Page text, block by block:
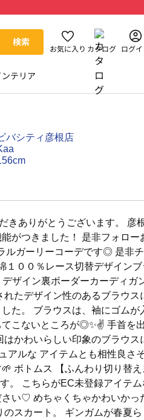
検索
お気に入り カタログ ログ
ンテリア
バシティ彦根店
きありがとうございます。 彦
がつきました！ 是非フォロー
ルガーリーコーデです◎ 是非
００％レース切替デザインブ
ザイン裏ボーダーカーディガ
れたデザイン性のあるブラウス
た。 ブラウスは、袖にゴムが
てこないところが◎✨✌️ 手首を
かわいらしい印象のブラウス
アルな アイテムとも相性良さ
ボトムス 【ふんわり切り替
。 こちらがEC未登録アイテ
い♡ めちゃくちゃかわいかっ
のスカート。 ギンガムが春夏